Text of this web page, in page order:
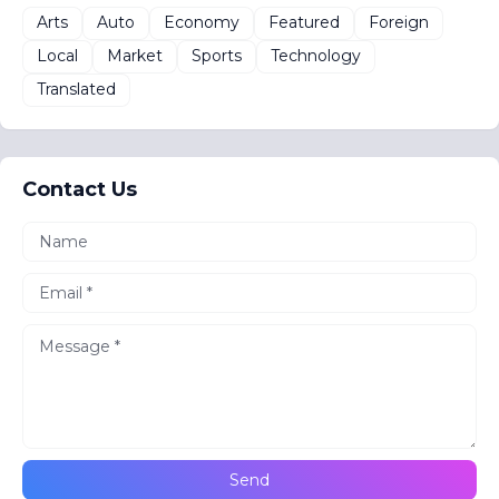
Arts Auto Economy Featured
Foreign
Local
Market Sports
Technology
Translated
Contact Us